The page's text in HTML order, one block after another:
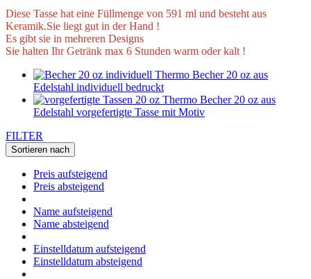
Diese Tasse hat eine Füllmenge von 591 ml und besteht aus
Keramik.Sie liegt gut in der Hand !
Es gibt sie in mehreren Designs
Sie halten Ihr Getränk max 6 Stunden warm oder kalt !
Thermo Becher 20 oz aus
Edelstahl individuell bedruckt
Thermo Becher 20 oz aus
Edelstahl vorgefertigte Tasse mit Motiv
FILTER
Sortieren nach
Preis aufsteigend
Preis absteigend
Name aufsteigend
Name absteigend
Einstelldatum aufsteigend
Einstelldatum absteigend